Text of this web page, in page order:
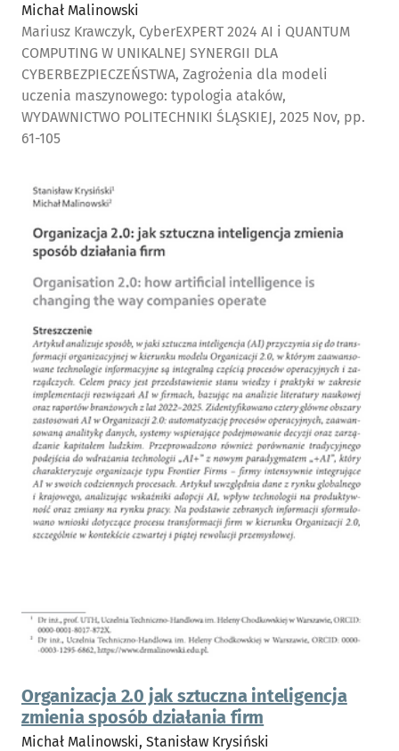
Michał Malinowski
Mariusz Krawczyk, CyberEXPERT 2024 AI i QUANTUM
COMPUTING W UNIKALNEJ SYNERGII DLA
CYBERBEZPIECZEŃSTWA, Zagrożenia dla modeli
uczenia maszynowego: typologia ataków,
WYDAWNICTWO POLITECHNIKI ŚLĄSKIEJ, 2025 Nov, pp.
61-105
Organizacja 2.0 jak sztuczna inteligencja
zmienia sposób działania firm
Michał Malinowski, Stanisław Krysiński